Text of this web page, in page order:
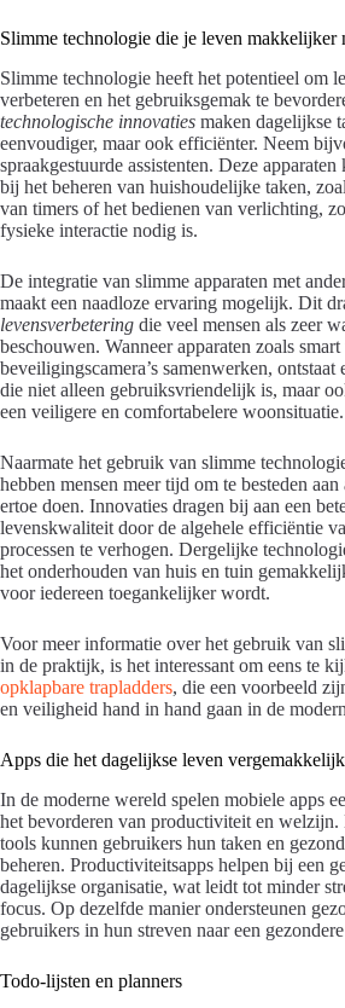
Slimme technologie die je leven makkelijker
Slimme technologie heeft het potentieel om
verbeteren en het gebruiksgemak te
technologische innovaties maken dagelijkse
eenvoudiger, maar ook efficiënter. Neem
spraakgestuurde assistenten. Deze apparaten
bij het beheren van huishoudelijke taken,
van timers of het bedienen van verlichting,
fysieke interactie nodig is.
De integratie van slimme apparaten met
maakt een naadloze ervaring mogelijk. Dit
levensverbetering die veel mensen als zeer
beschouwen. Wanneer apparaten zoals
beveiligingscamera’s samenwerken, ontstaat
die niet alleen gebruiksvriendelijk is, maar
een veiligere en comfortabelere woonsituatie.
Naarmate het gebruik van slimme
hebben mensen meer tijd om te besteden
ertoe doen. Innovaties dragen bij aan een
levenskwaliteit door de algehele efficiëntie
processen te verhogen. Dergelijke
het onderhouden van huis en tuin
voor iedereen toegankelijker wordt.
Voor meer informatie over het gebruik van
in de praktijk, is het interessant om eens te
opklapbare trapladders, die een voorbeeld
en veiligheid hand in hand gaan in de
Apps die het dagelijkse leven
In de moderne wereld spelen mobiele apps
het bevorderen van productiviteit en welzijn.
tools kunnen gebruikers hun taken en
beheren. Productiviteitsapps helpen bij een
dagelijkse organisatie, wat leidt tot minder
focus. Op dezelfde manier ondersteunen
gebruikers in hun streven naar een
Todo-lijsten en planners